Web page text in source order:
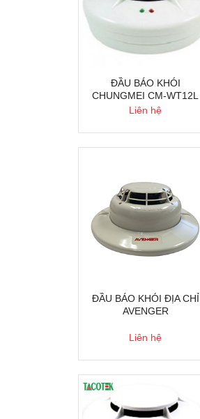
ĐẦU BÁO KHÓI
CHUNGMEI CM-WT12L
Liên hệ
ĐẦU BÁO KHÓI ĐỊA CHỈ
AVENGER
Liên hệ